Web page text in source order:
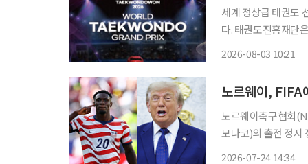
세계 정상급 태권도
다. 태권도진흥재단은 3일 “9월 4일부터 7일까지 전북 무주 태권도원에서 ‘무주 태권도원
2026-08-03 10:21
노르웨이, FIFA
노르웨이축구협회
모나코)의 출전 정지
2026-07-24 14:34